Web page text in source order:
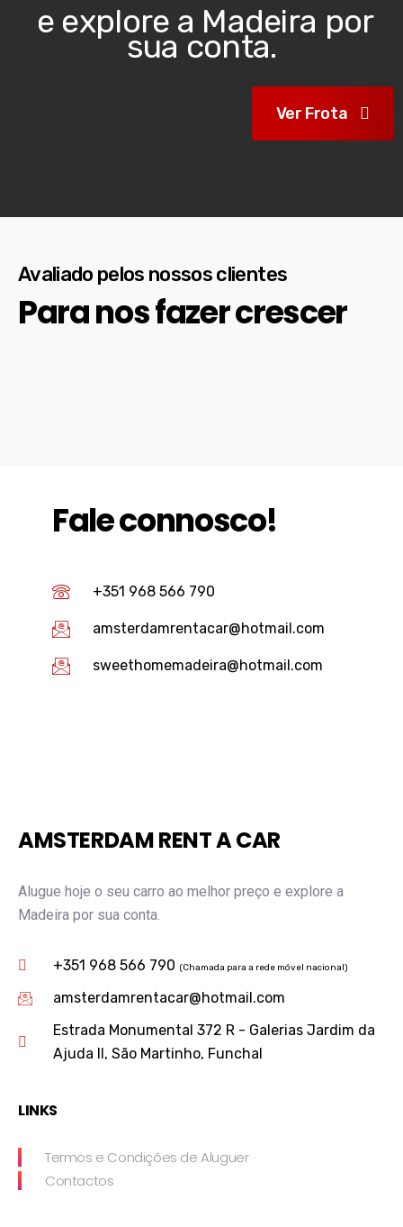
e explore a Madeira por
sua conta.
Ver Frota
Avaliado pelos nossos clientes
Para nos fazer crescer
Fale connosco!
+351 968 566 790
amsterdamrentacar@hotmail.com
sweethomemadeira@hotmail.com
AMSTERDAM RENT A CAR
Alugue hoje o seu carro ao melhor preço e explore a
Madeira por sua conta.
+351 968 566 790 (Chamada para a rede móvel nacional)
amsterdamrentacar@hotmail.com
Estrada Monumental 372 R - Galerias Jardim da
Ajuda II, São Martinho, Funchal
LINKS
Termos e Condições de Aluguer
Contactos